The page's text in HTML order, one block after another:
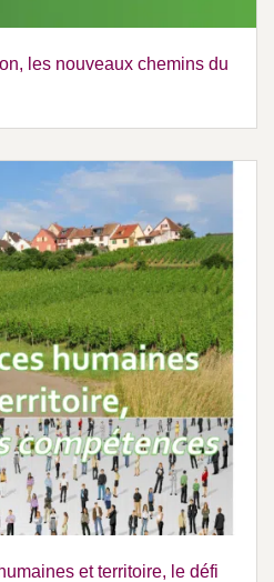
les nouveaux chemins du
et territoire, le défi